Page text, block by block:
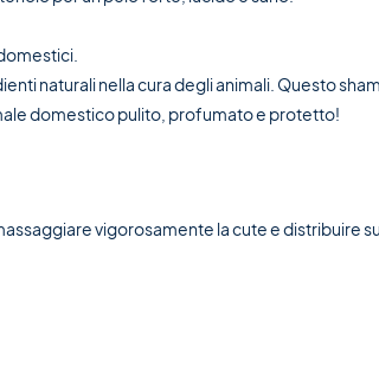
naturali nella cura degli animali. Questo
domestico pulito, profumato e protetto!
vigorosamente la cute e distribuire